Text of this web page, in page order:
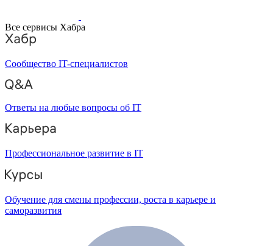
Все сервисы Хабра
Сообщество IT-специалистов
Ответы на любые вопросы об IT
Профессиональное развитие в IT
Обучение для смены профессии, роста в карьере и
саморазвития